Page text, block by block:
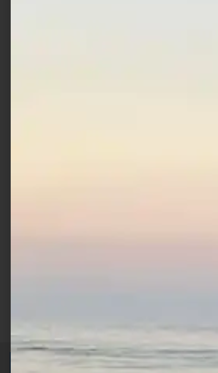
ISCRIVITI E RICEVI 3,50€ DI